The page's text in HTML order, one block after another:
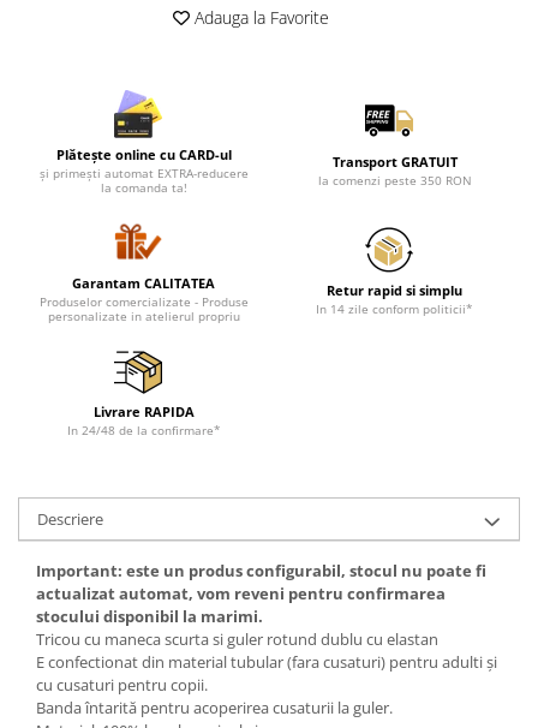
Cadouri pentru CUPLU El & Ea
Cadouri pentru sportivi
Cadouri Pensionare
Cadouri Colegi, sefi sau angajati
Cadouri pentru Doctori
Cadouri pentru Sfânta Maria
Adauga la Favorite
Plătește online cu CARD-ul
și primești automat EXTRA-reducere
la comanda ta!
Transport GRATUIT
la comenzi peste 350 RON
Garantam CALITATEA
Produselor comercializate - Produse
personalizate in atelierul propriu
Retur rapid si simplu
In 14 zile conform politicii*
Livrare RAPIDA
In 24/48 de la confirmare*
Descriere
Important: este un produs configurabil, stocul nu poate fi
actualizat automat, vom reveni pentru confirmarea
stocului disponibil la marimi.
Tricou cu maneca scurta si guler rotund dublu cu elastan
Econfectionat din material tubular (fara cusaturi) pentru adulti şi
cu cusaturi pentru copii.
Banda întarită pentru acoperirea cusaturii la guler.